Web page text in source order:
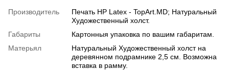
Производитель
Печать HP Latex - TopArt.MD; Натуральный
Художественный холст.
Габариты
Картонныя упаковка по вашим габаритам.
Матерьял
Натуральный Художественный холст на
деревянном подрамнике 2,5 см. Возможна
вставка в рамму.